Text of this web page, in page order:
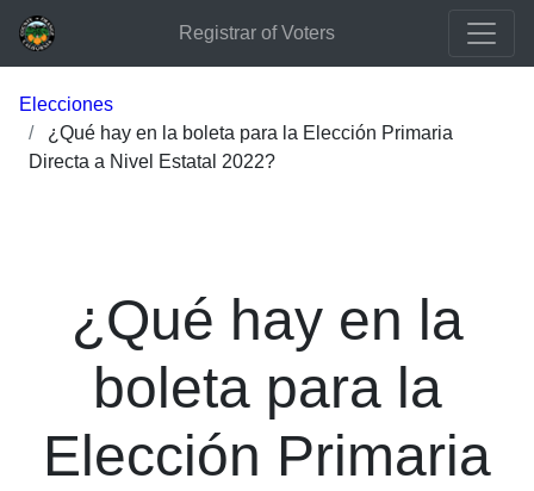
Registrar of Voters
Elecciones
¿Qué hay en la boleta para la Elección Primaria
Directa a Nivel Estatal 2022?
¿Qué hay en la
boleta para la
Elección Primaria